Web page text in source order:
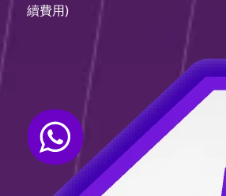
續費用)